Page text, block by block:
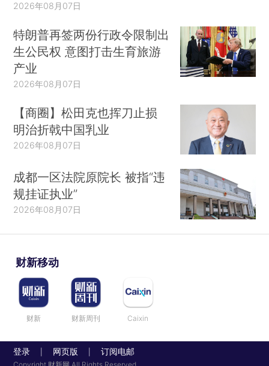
2026年08月07日
特朗普再签两份行政令限制出
生公民权 意图打击生育旅游
产业
2026年08月07日
【商圈】松田克也挥刀止损
明治折戟中国乳业
2026年08月07日
成都一区法院原院长 被指“违
规挂证执业”
2026年08月07日
财新移动
财新 财新周刊 Caixin
登录 网页版 订阅电邮